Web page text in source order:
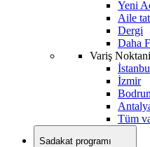
Yeni
Aile
Dergi
Daha
Variş
İzmir
Tüm
Sadakat programı